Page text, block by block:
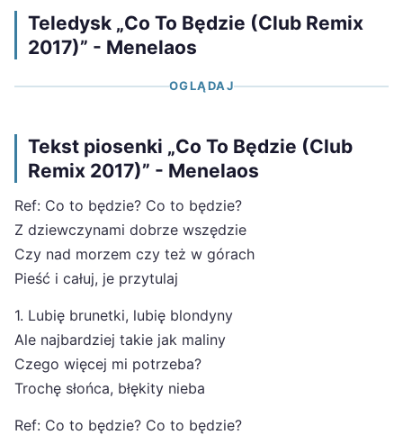
Teledysk „Co To Będzie (Club Remix
2017)” - Menelaos
OGLĄDAJ
Tekst piosenki „Co To Będzie (Club
Remix 2017)” - Menelaos
Ref: Co to będzie? Co to będzie?
Z dziewczynami dobrze wszędzie
Czy nad morzem czy też w górach
Pieść i całuj, je przytulaj
1. Lubię brunetki, lubię blondyny
Ale najbardziej takie jak maliny
Czego więcej mi potrzeba?
Trochę słońca, błękity nieba
Ref: Co to będzie? Co to będzie?